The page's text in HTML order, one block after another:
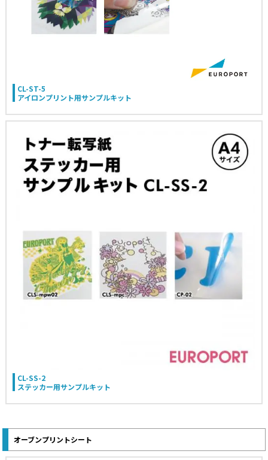
CL-ST-5
アイロンプリント用サンプルキット
CL-SS-2
ステッカー用サンプルキット
オーブンプリントシート